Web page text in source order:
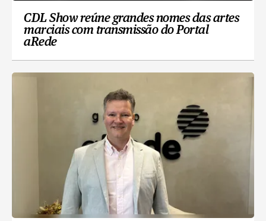
CDL Show reúne grandes nomes das artes
marciais com transmissão do Portal
aRede